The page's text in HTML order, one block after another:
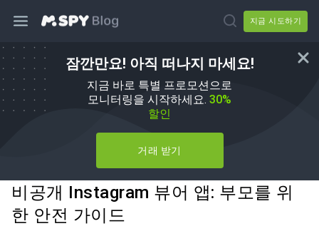
지금 시도하기
잠깐만요! 아직 떠나지 마세요!
지금 바로 특별 프로모션으로
모니터링을 시작하세요. 30%
할인
거래 받기
비공개 Instagram 뷰어 앱: 부모를 위
한 안전 가이드